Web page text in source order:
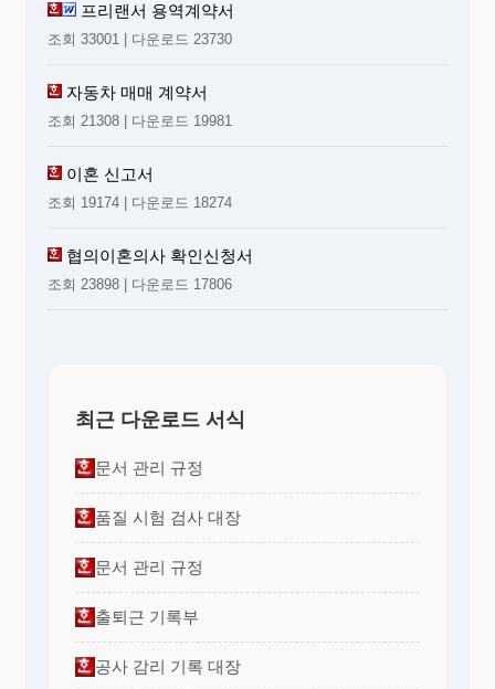
프리랜서 용역계약서
조회 33001 | 다운로드 23730
자동차 매매 계약서
조회 21308 | 다운로드 19981
이혼 신고서
조회 19174 | 다운로드 18274
협의이혼의사 확인신청서
조회 23898 | 다운로드 17806
최근 다운로드 서식
문서 관리 규정
품질 시험 검사 대장
문서 관리 규정
출퇴근 기록부
공사 감리 기록 대장